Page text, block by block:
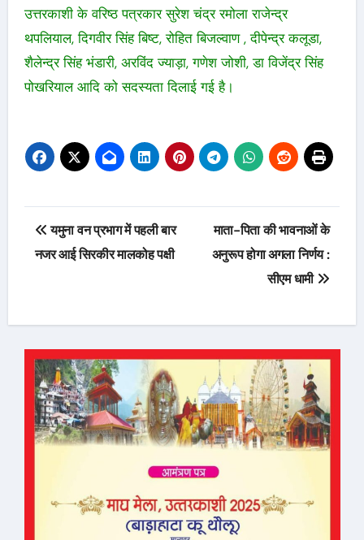
उत्तरकाशी के वरिष्ठ पत्रकार सुरेश चंद्र रमोला राजेन्द्र
थपलियाल, दिगवीर सिंह बिष्ट, रोहित बिजल्वाण , दीपेन्द्र कलूडा,
शैलेन्द्र सिंह भंडारी, अरविंद ज्याड़ा, गणेश जोशी, डा विजेंद्र सिंह
पोखरियाल आदि को सदस्यता दिलाई गई है।
Post
navigation
यमुना वन प्रभाग में पहली बार
नजर आई सिरकीर मालकोह पक्षी
माता-पिता की भावनाओं के
अनुरूप होगा अगला निर्णय :
सीएम धामी